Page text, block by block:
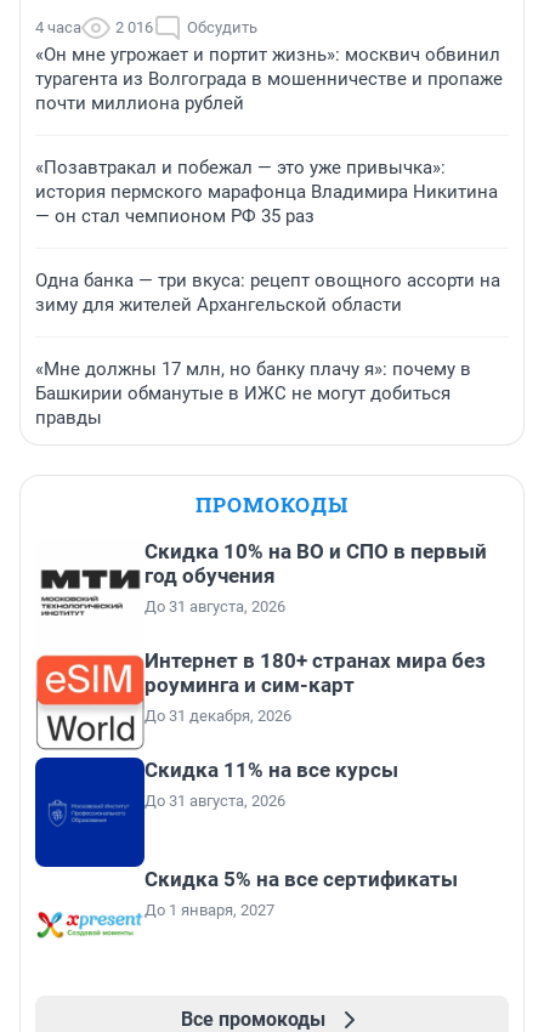
4 часа 2 016 Обсудить
«Он мне угрожает и портит жизнь»: москвич обвинил
турагента из Волгограда в мошенничестве и пропаже
почти миллиона рублей
«Позавтракал и побежал — это уже привычка»:
история пермского марафонца Владимира Никитина
— он стал чемпионом РФ 35 раз
Одна банка — три вкуса: рецепт овощного ассорти на
зиму для жителей Архангельской области
«Мне должны 17 млн, но банку плачу я»: почему в
Башкирии обманутые в ИЖС не могут добиться
правды
ПРОМОКОДЫ
Скидка 10% на ВО и СПО в первый
год обучения
До 31 августа, 2026
Интернет в 180+ странах мира без
роуминга и сим-карт
До 31 декабря, 2026
Скидка 11% на все курсы
До 31 августа, 2026
Скидка 5% на все сертификаты
До 1 января, 2027
Все промокоды